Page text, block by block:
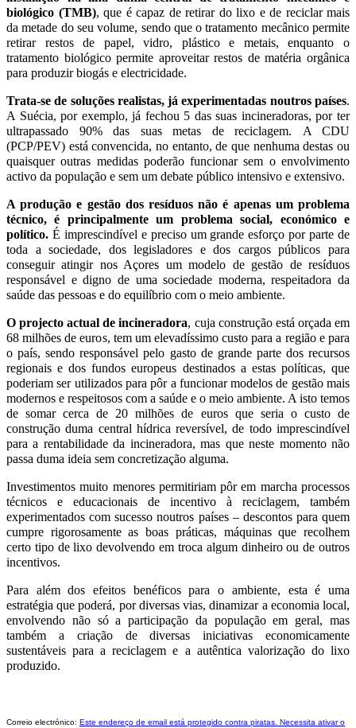
biológico (TMB), que é capaz de retirar do lixo e de reciclar mais
da metade do seu volume, sendo que o tratamento mecânico permite
retirar restos de papel, vidro, plástico e metais, enquanto o
tratamento biológico permite aproveitar restos de matéria orgânica
para produzir biogás e electricidade.
Trata-se de soluções realistas, já experimentadas noutros países.
A Suécia, por exemplo, já fechou 5 das suas incineradoras, por ter
ultrapassado 90% das suas metas de reciclagem. A CDU
(PCP/PEV) está convencida, no entanto, de que nenhuma destas ou
quaisquer outras medidas poderão funcionar sem o envolvimento
activo da população e sem um debate público intensivo e extensivo.
A produção e gestão dos resíduos não é apenas um problema
técnico, é principalmente um problema social, económico e
político. É imprescindível e preciso um grande esforço por parte de
toda a sociedade, dos legisladores e dos cargos públicos para
conseguir atingir nos Açores um modelo de gestão de resíduos
responsável e digno de uma sociedade moderna, respeitadora da
saúde das pessoas e do equilíbrio com o meio ambiente.
O projecto actual de incineradora, cuja construção está orçada em
68 milhões de euros, tem um elevadíssimo custo para a região e para
o país, sendo responsável pelo gasto de grande parte dos recursos
regionais e dos fundos europeus destinados a estas políticas, que
poderiam ser utilizados para pôr a funcionar modelos de gestão mais
modernos e respeitosos com a saúde e o meio ambiente. A isto temos
de somar cerca de 20 milhões de euros que seria o custo de
construção duma central hídrica reversível, de todo imprescindível
para a rentabilidade da incineradora, mas que neste momento não
passa duma ideia sem concretização alguma.
Investimentos muito menores permitiriam pôr em marcha processos
técnicos e educacionais de incentivo à reciclagem, também
experimentados com sucesso noutros países – descontos para quem
cumpre rigorosamente as boas práticas, máquinas que recolhem
certo tipo de lixo devolvendo em troca algum dinheiro ou de outros
incentivos.
Para além dos efeitos benéficos para o ambiente, esta é uma
estratégia que poderá, por diversas vias, dinamizar a economia local,
envolvendo não só a participação da população em geral, mas
também a criação de diversas iniciativas economicamente
sustentáveis para a reciclagem e a autêntica valorização do lixo
produzido.
Correio electrónico: Este endereço de email está protegido contra piratas. Necessita ativar o